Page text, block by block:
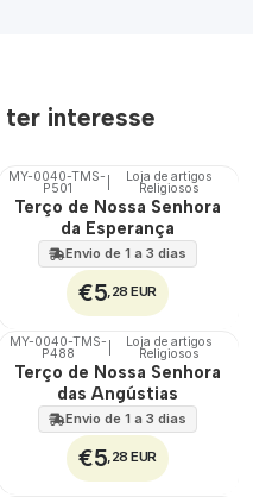
ter interesse
🇵🇹
100%
MY-0040-TMS-
P501
Loja de artigos
Religiosos
Terço de Nossa Senhora
da Esperança
Envio de 1 a 3 dias
€5,28 EUR
🇵🇹
100%
MY-0040-TMS-
P488
Loja de artigos
Religiosos
Terço de Nossa Senhora
das Angústias
Envio de 1 a 3 dias
€5,28 EUR